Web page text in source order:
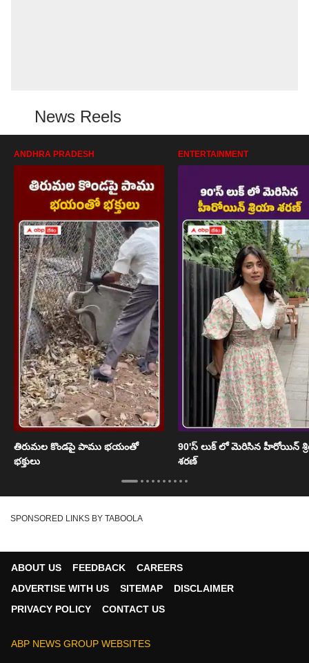
News Reels
ANDHRA PRADESH
తిరుమల కొండపై పాము భయంతో
భక్తులు
ENTERTAINMENT
90'స్ లుక్ లో మెరిసిన హీరోయిన్
శరణ్
SPONSORED LINKS BY TABOOLA
ABOUT US FEEDBACK
CAREERS
ADVERTISE WITH US
SITEMAP
DISCLAIMER
PRIVACY POLICY
CONTACT US
ABP NEWS GROUP WEBSITES